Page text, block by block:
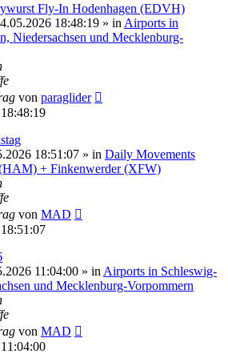
Fly-In Hodenhagen (EDVH)
18:48:19 » in Airports in
Niedersachsen und Mecklenburg-
von paraglider
18:51:07 » in Daily Movements
+ Finkenwerder (XFW)
von MAD
11:04:00 » in Airports in Schleswig-
und Mecklenburg-Vorpommern
von MAD